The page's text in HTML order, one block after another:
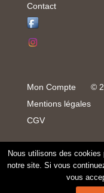
Contact
Mon Compte
Mentions légales
CGV
©
Nous utilisons des
notre site. Si vous
vous